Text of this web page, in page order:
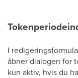
I
åbner dialogen for
kun aktiv, hvis du